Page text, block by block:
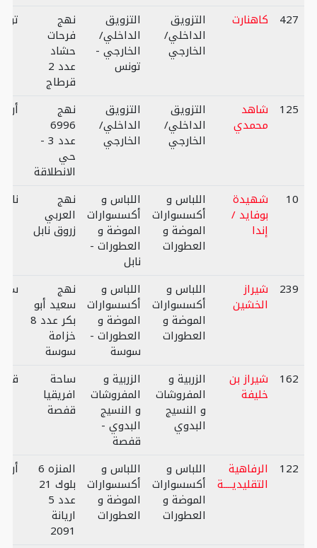
427 كاهنارت التزويق
الداخلي/
الخارجي
التزويق
الداخلي/
الخارجي -
تونس
نهج
فرحات
حشاد
عدد 2
قرطاج
125 شاهد
محمدي
التزويق
الداخلي/
الخارجي
التزويق
الداخلي/
الخارجي
نهج
6996
عدد 3 -
حي
الانطلاقة
10 شهيدة
بوفايد /
إندا
اللباس و
أكسسوارات
الموضة و
العطورات
اللباس و
أكسسوارات
الموضة و
العطورات -
نابل
نهج
العربي
زروق نابل
نابل
239 شيراز
الخشين
اللباس و
أكسسوارات
الموضة و
العطورات
اللباس و
أكسسوارات
الموضة و
العطورات -
سوسة
نهج
سعيد أبو
بكر عدد 8
خزامة
سوسة
162 شيراز بن
خليفة
الزربية و
المفروشات
و النسيج
البدوي
الزربية و
المفروشات
و النسيج
البدوي -
قفصة
ساحة
افريقيا
قفصة
122 الرفاهية
التقليديــــة
اللباس و
أكسسوارات
الموضة و
العطورات
اللباس و
أكسسوارات
الموضة و
العطورات
المنزه 6
بلوك 21
عدد 5
اريانة
2091